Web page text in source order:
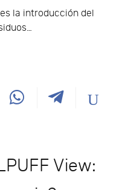
la introducción del
View: